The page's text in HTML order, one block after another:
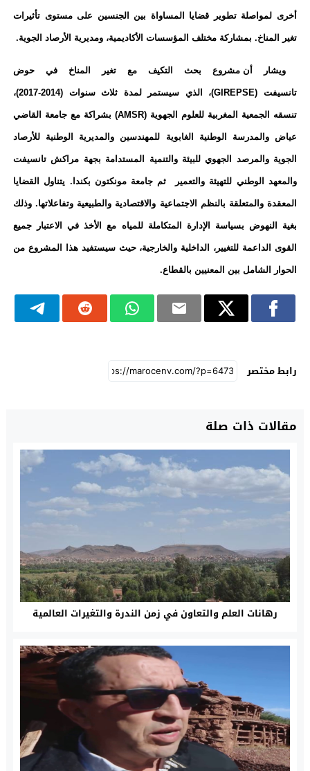
أخرى لمواصلة تطوير قضايا المساواة بين الجنسين على مستوى تأثيرات
تغير المناخ. بمشاركة مختلف المؤسسات الأكاديمية، ومديرية الأرصاد الجوية.
ويشار أن مشروع بحث التكيف مع تغير المناخ في حوض
تانسيفت(GIREPSE) ، الذي سيستمر لمدة ثلاث سنوات (2014-2017)،
تنسقه الجمعية المغربية للعلوم الجهوية (AMSR) بشراكة مع جامعة القاضي
عياض والمدرسة الوطنية الغابوية للمهندسين والمديرية الوطنية للأرصاد
الجوية والمرصد الجهوي للبيئة والتنمية المستدامة بجهة مراكش تانسيفت
والمعهد الوطني للتهيئة والتعمير ثم جامعة مونكتون بكندا. يتناول القضايا
المعقدة والمتعلقة بالنظم الاجتماعية والاقتصادية والطبيعية وتفاعلاتها. وذلك
بغية النهوض بسياسة الإدارة المتكاملة للمياه مع الأخذ في الاعتبار جميع
القوى الداعمة للتغيير، الداخلية والخارجية، حيث سيستفيد هذا المشروع من
الحوار الشامل بين المعنيين بالقطاع.
رابط مختصر
مقالات ذات صلة
رهانات العلم والتعاون في زمن الندرة والتغيرات العالمية